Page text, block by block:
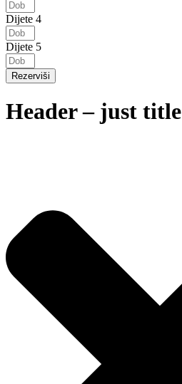
Dijete 4
Dijete 5
Rezerviši
Header – just title